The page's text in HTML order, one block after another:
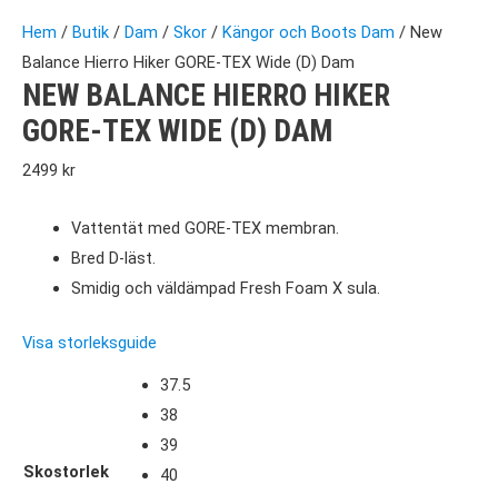
Hem / Butik / Dam / Skor / Kängor och Boots Dam / New
Balance Hierro Hiker GORE-TEX Wide (D) Dam
NEW BALANCE HIERRO HIKER
GORE-TEX WIDE (D) DAM
2499 kr
Vattentät med GORE-TEX membran.
Bred D-läst.
Smidig och väldämpad Fresh Foam X sula.
Visa storleksguide
Skostorlek
37.5
38
39
40